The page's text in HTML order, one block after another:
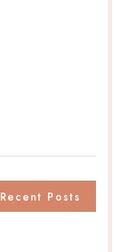
Recent Posts